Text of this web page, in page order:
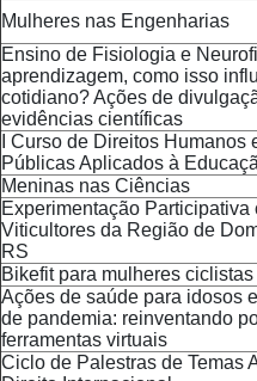
Mulheres nas Engenharias
Ensino de Fisiologia e
aprendizagem, como isso
cotidiano? Ações de
evidências científicas
I Curso de Direitos Humanos
Públicas Aplicados à
Meninas nas Ciências
Experimentação Participativa
Viticultores da Região de
RS
Bikefit para mulheres ciclistas
Ações de saúde para idosos
de pandemia: reinventando
ferramentas virtuais
Ciclo de Palestras de Temas